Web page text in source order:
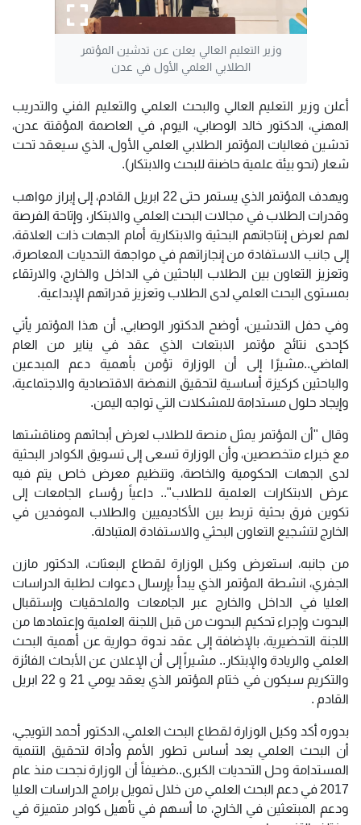
وزير التعليم العالي يعلن عن تدشين المؤتمر
الطلابي العلمي الأول في عدن
أعلن وزير التعليم العالي والبحث العلمي والتعليم الفني والتدريب
المهني، الدكتور خالد الوصابي، اليوم, في العاصمة المؤقتة عدن،
تدشين فعاليات المؤتمر الطلابي العلمي الأول، الذي سيعقد تحت
شعار (نحو بيئة علمية حاضنة للبحث والابتكار).
ويهدف المؤتمر الذي يستمر حتى 22 ابريل القادم، إلى إبراز مواهب
وقدرات الطلاب في مجالات البحث العلمي والابتكار، وإتاحة الفرصة
لهم لعرض إنتاجاتهم البحثية والابتكارية أمام الجهات ذات العلاقة،
إلى جانب الاستفادة من إنجازاتهم في مواجهة التحديات المعاصرة،
وتعزيز التعاون بين الطلاب الباحثين في الداخل والخارج، والارتقاء
بمستوى البحث العلمي لدى الطلاب وتعزيز قدراتهم الإبداعية.
وفي حفل التدشين، أوضح الدكتور الوصابي, أن هذا المؤتمر يأتي
كإحدى نتائج مؤتمر الابتعاث الذي عقد في يناير من العام
الماضي..مشيرًا إلى أن الوزارة تؤمن بأهمية دعم المبدعين
والباحثين كركيزة أساسية لتحقيق النهضة الاقتصادية والاجتماعية،
وإيجاد حلول مستدامة للمشكلات التي تواجه اليمن.
وقال "أن المؤتمر يمثل منصة للطلاب لعرض أبحاثهم ومناقشتها
مع خبراء متخصصين، وأن الوزارة تسعى إلى تسويق الكوادر البحثية
لدى الجهات الحكومية والخاصة، وتنظيم معرض خاص يتم فيه
عرض الابتكارات العلمية للطلاب".. داعياً رؤساء الجامعات إلى
تكوين فرق بحثية تربط بين الأكاديميين والطلاب الموفدين في
الخارج لتشجيع التعاون البحثي والاستفادة المتبادلة.
من جانبه، استعرض وكيل الوزارة لقطاع البعثات، الدكتور مازن
الجفري، انشطة المؤتمر الذي يبدأ بإرسال دعوات لطلبة الدراسات
العليا في الداخل والخارج عبر الجامعات والملحقيات وإستقبال
البحوث وإجراء تحكيم البحوث من قبل اللجنة العلمية وإعتمادها من
اللجنة التحضيرية، بالإضافة إلى عقد ندوة حوارية عن أهمية البحث
العلمي والريادة والإبتكار.. مشيراً إلى أن الإعلان عن الأبحاث الفائزة
والتكريم سيكون في ختام المؤتمر الذي يعقد يومي 21 و 22 ابريل
القادم .
بدوره أكد وكيل الوزارة لقطاع البحث العلمي، الدكتور أحمد التويجي،
أن البحث العلمي يعد أساس تطور الأمم وأداة لتحقيق التنمية
المستدامة وحل التحديات الكبرى..مضيفاً أن الوزارة نجحت منذ عام
2017 في دعم البحث العلمي من خلال تمويل برامج الدراسات العليا
ودعم المبتعثين في الخارج، ما أسهم في تأهيل كوادر متميزة في